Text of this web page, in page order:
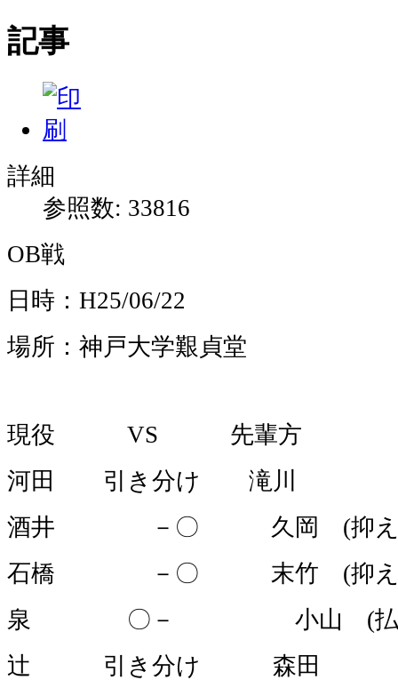
記事
詳細
参照数: 33816
OB戦
日時：H25/06/22
場所：神戸大学艱貞堂
現役 VS 先輩方
河田 引き分け 滝川
酒井 －〇 久岡 (抑え
石橋 －〇 末竹 (抑え
泉 〇－ 小山 (払
辻 引き分け 森田